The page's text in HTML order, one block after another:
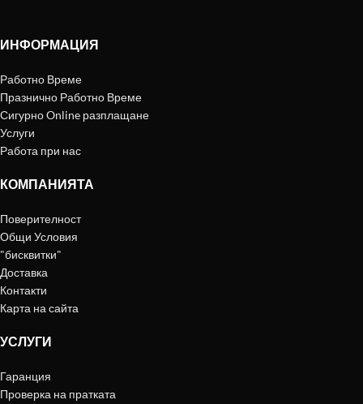
ИНФОРМАЦИЯ
Работно Време
Празнично Работно Време
Сигурно Online разплащане
Услуги
Работа при нас
КОМПАНИЯТА
Поверителност
Общи Условия
"бисквитки"
Доставка
Контакти
Карта на сайта
УСЛУГИ
Гаранция
Проверка на пратката